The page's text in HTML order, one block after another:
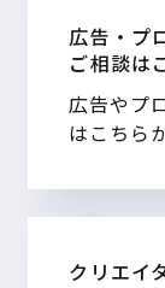
広告・プ
ご相談は
広告やプ
はこちら
クリエイ